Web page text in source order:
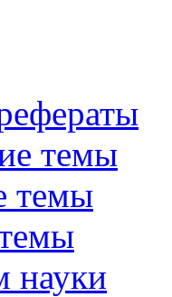
темы
темы
науки